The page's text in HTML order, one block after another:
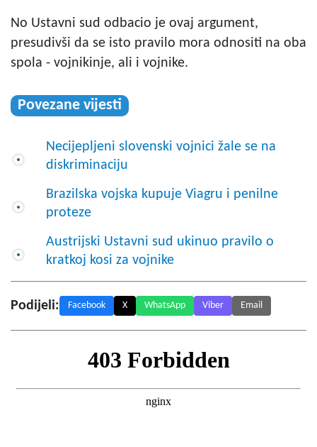
No Ustavni sud odbacio je ovaj argument,
presudivši da se isto pravilo mora odnositi na oba
spola - vojnikinje, ali i vojnike.
Povezane vijesti
Necijepljeni slovenski vojnici žale se na
diskriminaciju
Brazilska vojska kupuje Viagru i penilne
proteze
Austrijski Ustavni sud ukinuo pravilo o
kratkoj kosi za vojnike
Podijeli: Facebook X WhatsApp Viber Email